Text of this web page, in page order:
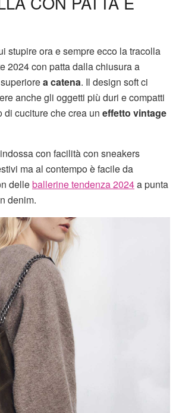
stupire ora e sempre ecco la tracolla
2024 con patta dalla chiusura a
a catena. Il design soft ci
anche gli oggetti più duri e compatti
cuciture che crea un effetto vintage
con facilità con sneakers
ma al contempo è facile da
delleballerine tendenza 2024a punta
denim.